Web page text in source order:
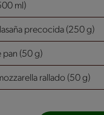
ml)
lasaña precocida (250 g)
pan (50 g)
rallado (50 g)